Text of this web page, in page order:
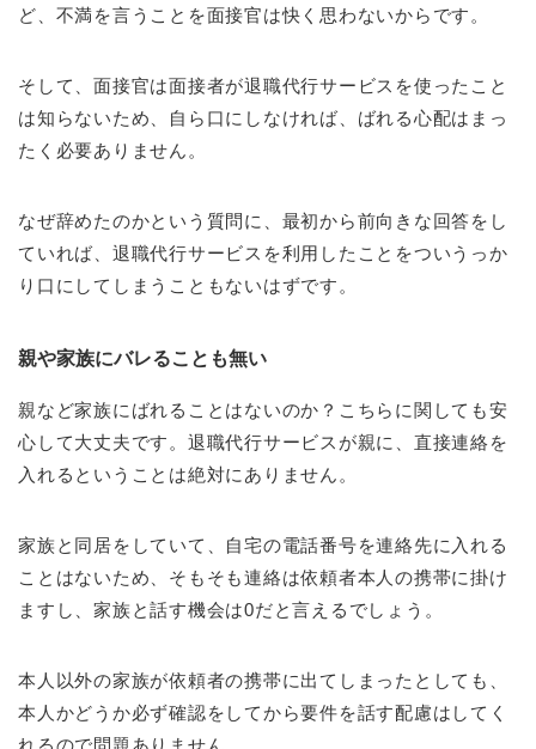
ど、不満を言うことを面接官は快く思わないからです。
そして、面接官は面接者が退職代行サービスを使ったこと
は知らないため、自ら口にしなければ、ばれる心配はまっ
たく必要ありません。
なぜ辞めたのかという質問に、最初から前向きな回答をし
ていれば、退職代行サービスを利用したことをついうっか
り口にしてしまうこともないはずです。
親や家族にバレることも無い
親など家族にばれることはないのか？こちらに関しても安
心して大丈夫です。退職代行サービスが親に、直接連絡を
入れるということは絶対にありません。
家族と同居をしていて、自宅の電話番号を連絡先に入れる
ことはないため、そもそも連絡は依頼者本人の携帯に掛け
ますし、家族と話す機会は0だと言えるでしょう。
本人以外の家族が依頼者の携帯に出てしまったとしても、
本人かどうか必ず確認をしてから要件を話す配慮はしてく
れるので問題ありません。